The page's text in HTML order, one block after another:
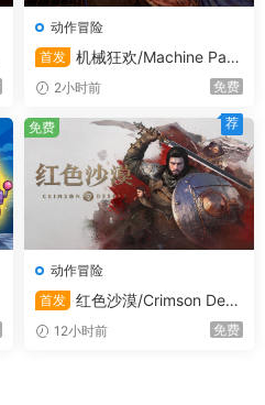
动作冒险
首发 机械狂欢/Machine Part
y/支持在线联机
2小时前 免费
动作冒险
首发 红色沙漠/Crimson Dese
rt 12小时前 免费
免费 荐